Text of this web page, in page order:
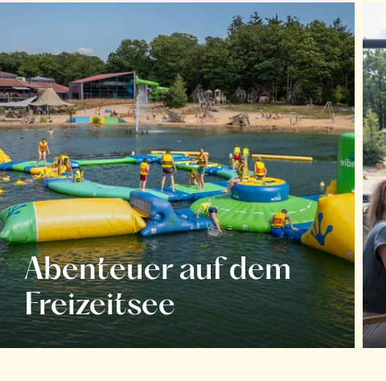
Abenteuer auf dem
Freizeitsee